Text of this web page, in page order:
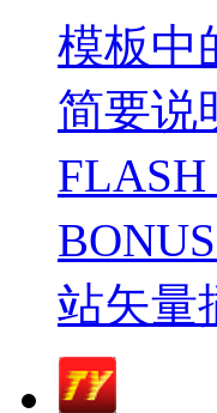
模板中
简要说
站矢量